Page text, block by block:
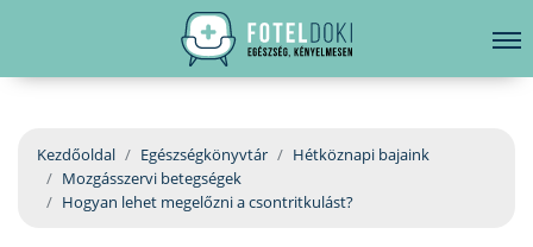
EGÉSZSÉGKÖNYVTÁR
BETEGSÉGKALAUZ
hirdetés
Kezdőoldal Egészségkönyvtár
Hétköznapi bajaink
Mozgásszervi betegségek
Hogyan lehet megelőzni a csontritkulást?